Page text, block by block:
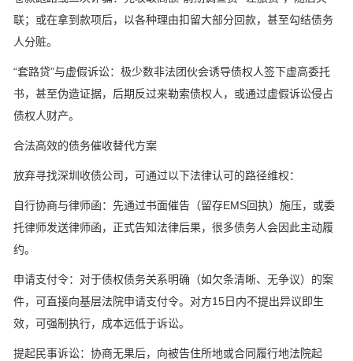
联；或在拿到款项后，以各种理由扣留大部分回款，甚至勾结债务
人分赃。
“套路贷”与虚假诉讼：极少数非法团伙会诱导债权人签下虚高委托
书，甚至伪造证据，后期反过来勒索债权人，或通过虚假诉讼侵占
债权人财产。
合法高效的债务催收替代方案
放弃寻找深圳收债公司，可通过以下法律认可的路径维权：
自行协商与律师函：先通过书面催告（留存EMS回执）施压，或委
托律师发送律师函，正式告知法律后果，很多债务人会因此主动履
约。
申请支付令：对于债权债务关系明确（如欠条清晰、无争议）的案
件，可直接向基层法院申请支付令。对方15日内不提出异议即生
效，可强制执行，成本远低于诉讼。
提起民事诉讼：协商无果后，向被告住所地或合同履行地法院起